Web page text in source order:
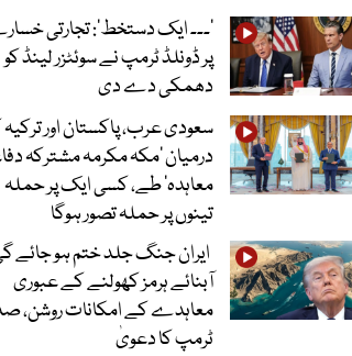
’۔۔۔ ایک دستخط‘: تجارتی
پر ڈونلڈ ٹرمپ نے سوئٹزر لینڈ کو
دھمکی دے دی
سعودی عرب، پاکستان اور
درمیان ’مکہ مکرمہ مشترکہ
معاہدہ‘ طے، کسی ایک پر حملہ
تینوں پر حملہ تصور ہوگا
ایران جنگ جلد ختم ہو جائے
آبنائے ہرمز کھولنے کے عبوری
معاہدے کے امکانات روشن،
ٹرمپ کا دعویٰ